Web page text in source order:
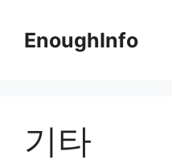
contentEnoughInfo
기타